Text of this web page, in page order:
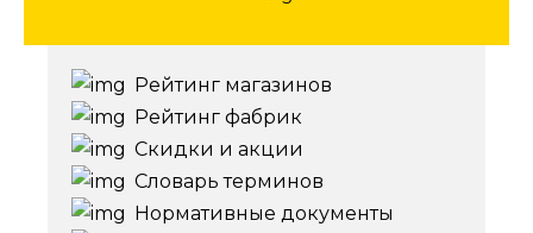
Рейтинг магазинов
Рейтинг фабрик
Скидки и акции
Словарь терминов
Нормативные документы